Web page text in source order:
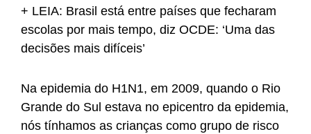
+ LEIA: Brasil está entre países que fecharam
escolas por mais tempo, diz OCDE: ‘Uma das
decisões mais difíceis’
Na epidemia do H1N1, em 2009, quando o Rio
Grande do Sul estava no epicentro da epidemia,
nós tínhamos as crianças como grupo de risco